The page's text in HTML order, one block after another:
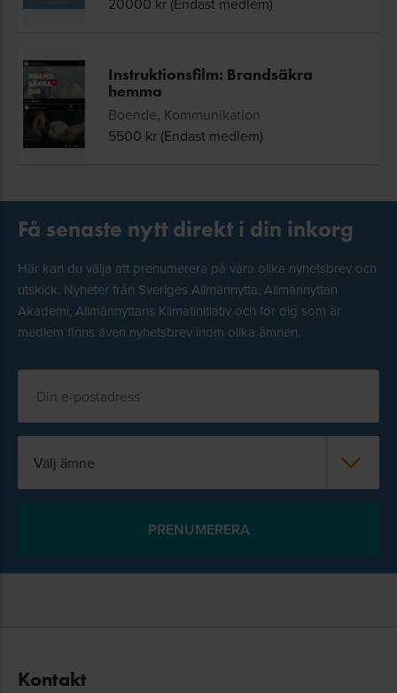
Instruktionsfilm: Brandsäkra
hemma
Boende, Kommunikation
5500 kr (Endast medlem)
Få senaste nytt direkt i din inkorg
Här kan du välja att prenumerera på våra olika nyhetsbrev och
utskick. Nyheter från Sveriges Allmännytta, Allmännyttan
Akademi, Allmännyttans Klimatinitiativ och för dig som är
medlem finns även nyhetsbrev inom olika ämnen.
Välj ämne
Kontakt